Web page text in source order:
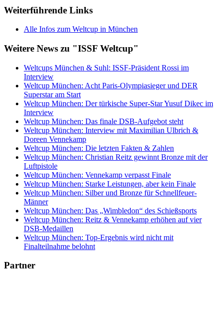
Weiterführende Links
Alle Infos zum Weltcup in München
Weitere News zu "ISSF Weltcup"
Weltcups München & Suhl: ISSF-Präsident Rossi im
Interview
Weltcup München: Acht Paris-Olympiasieger und DER
Superstar am Start
Weltcup München: Der türkische Super-Star Yusuf Dikec im
Interview
Weltcup München: Das finale DSB-Aufgebot steht
Weltcup München: Interview mit Maximilian Ulbrich &
Doreen Vennekamp
Weltcup München: Die letzten Fakten & Zahlen
Weltcup München: Christian Reitz gewinnt Bronze mit der
Luftpistole
Weltcup München: Vennekamp verpasst Finale
Weltcup München: Starke Leistungen, aber kein Finale
Weltcup München: Silber und Bronze für Schnellfeuer-
Männer
Weltcup München: Das „Wimbledon“ des Schießsports
Weltcup München: Reitz & Vennekamp erhöhen auf vier
DSB-Medaillen
Weltcup München: Top-Ergebnis wird nicht mit
Finalteilnahme belohnt
Partner